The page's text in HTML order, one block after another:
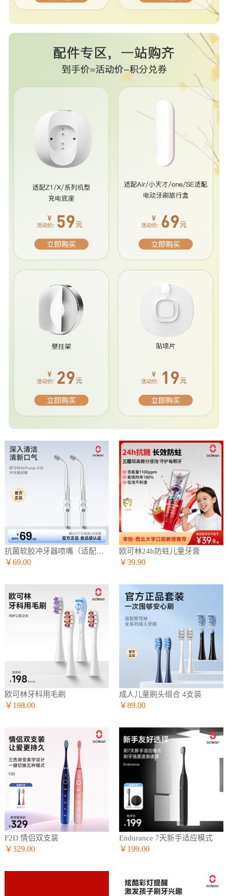
抗菌软胶冲牙器喷嘴（适配A10冲牙器）
￥69.00
欧可林24h防蛀儿童牙膏
￥39.90
欧可林牙科用毛刷
￥198.00
成人儿童刷头组合 4支装
￥89.00
F2D 情侣双支装
￥329.00
Endurance 7天新手适应模式
￥199.00